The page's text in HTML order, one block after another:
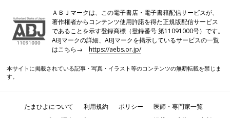
ＡＢＪマークは、この電子書店・電子書籍配信サービスが、
著作権者からコンテンツ使用許諾を得た正規版配信サービス
であることを示す登録商標（登録番号 第11091000号）です。
ABJマークの詳細、ABJマークを掲示しているサービスの一覧
はこちら→https://aebs.or.jp/
本サイトに掲載されている記事・写真・イラスト等のコンテンツの無断転載を禁じま
す。
たまひよについて 利用規約 ポリシー
医師・専門家一覧